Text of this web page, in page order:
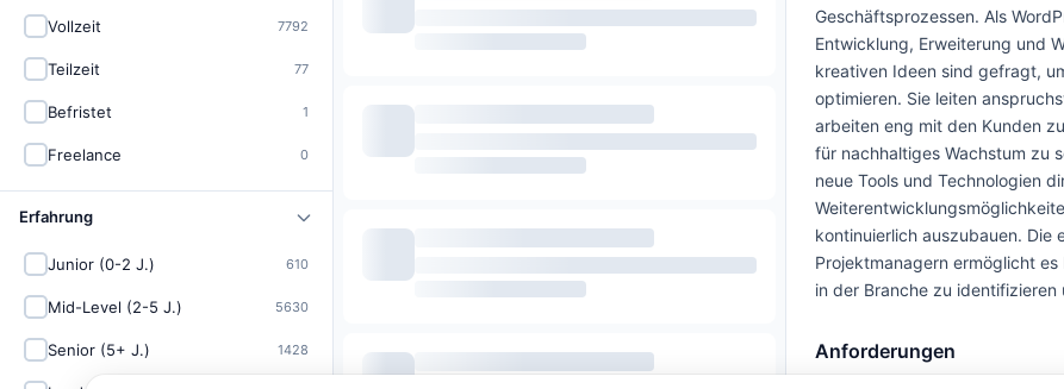
Vollzeit 7792
Teilzeit 77
Befristet 1
Freelance 0
Erfahrung
Junior (0-2 J.) 610
Mid-Level (2-5 J.) 5630
Senior (5+ J.) 1428
Geschäftsprozessen. Als
Entwicklung, Erweiterung und
kreativen Ideen sind gefragt,
optimieren. Sie leiten
arbeiten eng mit den Kunden
für nachhaltiges Wachstum zu
neue Tools und Technologien
kontinuierlich auszubauen. Die
Projektmanagern ermöglicht
in der Branche zu identifizieren
Anforderungen